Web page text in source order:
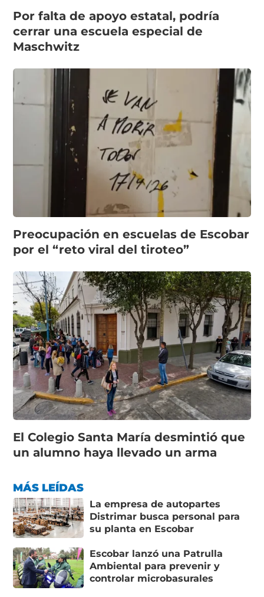
Por falta de apoyo estatal, podría
cerrar una escuela especial de
Maschwitz
Preocupación en escuelas de Escobar
por el “reto viral del tiroteo”
El Colegio Santa María desmintió que
un alumno haya llevado un arma
MÁS LEÍDAS
La empresa de autopartes
Distrimar busca personal para
su planta en Escobar
Escobar lanzó una Patrulla
Ambiental para prevenir y
controlar microbasurales